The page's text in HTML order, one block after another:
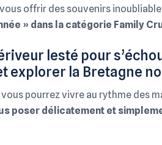
offrir des souvenirs
» dans la catégorie Family
lesté pour
explorer la Bretagne
pourrez vivre au rythme des
poser délicatement et